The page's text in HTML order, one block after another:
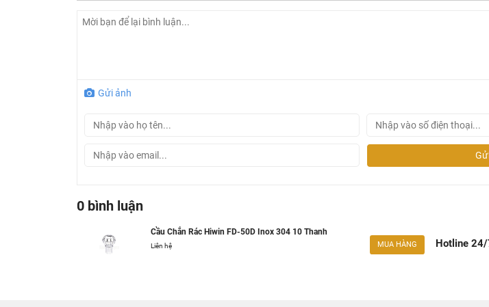
Bảo Hành : 5 năm
Gửi ảnh
0 bình luận
Cầu Chắn Rác Hiwin FD-50D Inox 304 10 Thanh
Liên hệ MUA HÀNG Hotline